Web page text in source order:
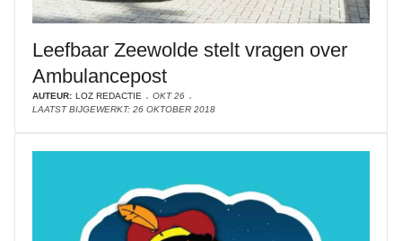
Leefbaar Zeewolde stelt vragen over
Ambulancepost
AUTEUR: LOZ REDACTIE
OKT 26
LAATST BIJGEWERKT: 26 OKTOBER 2018